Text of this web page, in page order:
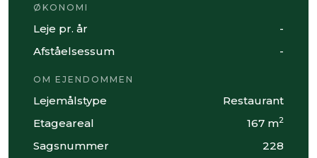
ØKONOMI
Leje pr. år
-
Afståelsessum
-
OM EJENDOMMEN
Lejemålstype
Restaurant
Etageareal
167 m2
Sagsnummer 228